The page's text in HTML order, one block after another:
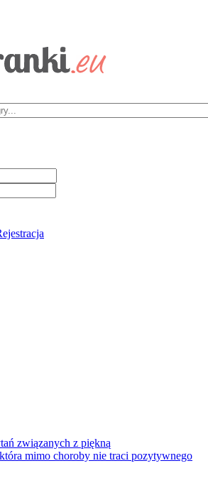
związanych z piękną
mimo choroby nie traci pozytywnego